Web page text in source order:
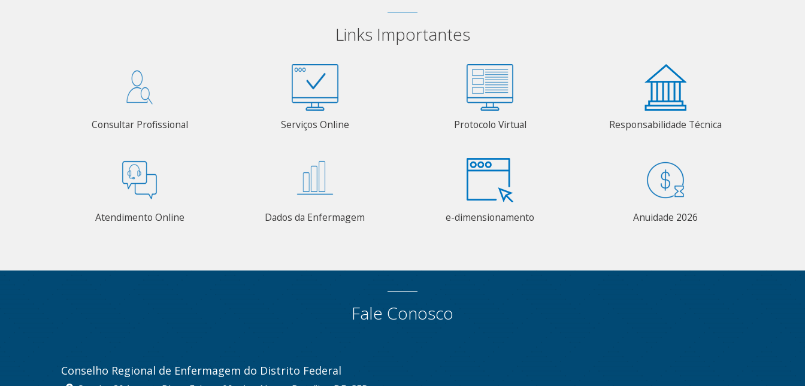
Links Importantes
Consultar Profissional Serviços Online Protocolo Virtual Responsabilidade Técnica
Atendimento Online Dados da Enfermagem e-dimensionamento Anuidade 2026
Fale Conosco
Conselho Regional de Enfermagem do Distrito Federal